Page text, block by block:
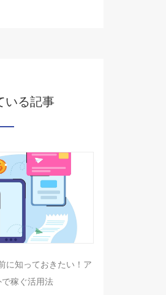
いる記事
に知っておきたい！ア
稼ぐ活用法